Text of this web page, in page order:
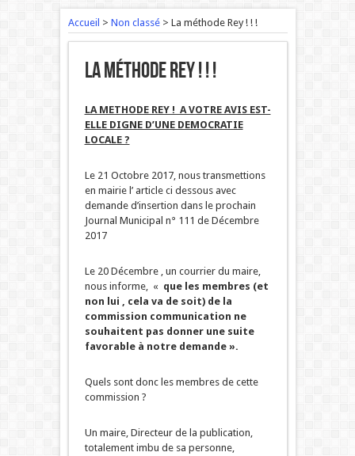
Accueil > Non classé> La méthode Rey ! ! !
La méthode Rey ! ! !
LA METHODE REY ! A VOTRE AVIS EST-
ELLE DIGNE D’UNE DEMOCRATIE
LOCALE ?
Le 21 Octobre 2017, nous transmettions
en mairie l’ article ci dessous avec
demande d’insertion dans le prochain
Journal Municipal n° 111 de Décembre
2017
Le 20 Décembre , un courrier du maire,
nous informe, « que les membres (et
non lui , cela va de soit) de la
commission communication ne
souhaitent pas donner une suite
favorable à notre demande ».
Quels sont donc les membres de cette
commission ?
Un maire, Directeur de la publication,
totalement imbu de sa personne,